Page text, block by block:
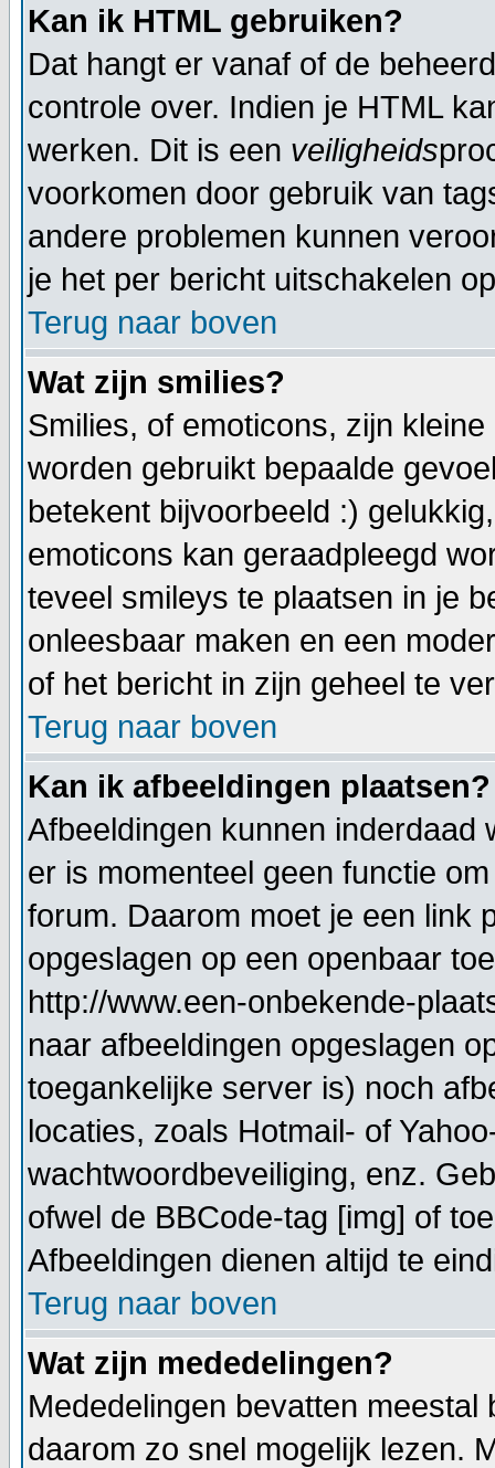
Kan ik HTML gebruiken?
Dat hangt er vanaf of de
controle over. Indien je HTML
werken. Dit is een veiligheids
voorkomen door gebruik van
andere problemen kunnen
je het per bericht uitschakelen
Terug naar boven
Wat zijn smilies?
Smilies, of emoticons, zijn
worden gebruikt bepaalde
betekent bijvoorbeeld :)
emoticons kan geraadpleegd
teveel smileys te plaatsen in je
onleesbaar maken en een
of het bericht in zijn geheel te
Terug naar boven
Kan ik afbeeldingen plaatsen?
Afbeeldingen kunnen inderdaad
er is momenteel geen functie
forum. Daarom moet je een link
opgeslagen op een openbaar
http://www.een-onbekende-
naar afbeeldingen opgeslagen
toegankelijke server is) noch
locaties, zoals Hotmail- of
wachtwoordbeveiliging, enz.
ofwel de BBCode-tag [img] of
Afbeeldingen dienen altijd te
Terug naar boven
Wat zijn mededelingen?
Mededelingen bevatten
daarom zo snel mogelijk lezen.